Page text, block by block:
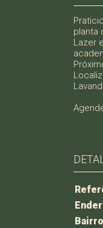
planta
Lazer
Bairro